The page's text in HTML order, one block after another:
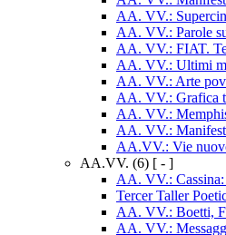
AA. VV.:
AA. VV.: Parole
AA. VV.: FIAT.
AA. VV.: Ultimi
AA. VV.: Arte
AA. VV.: Grafica
AA. VV.:
AA. VV.:
AA.VV.: Vie
AA.VV. (6) [ - ]
AA. VV.:
Tercer Taller
AA. VV.: Boetti,
AA. VV.: